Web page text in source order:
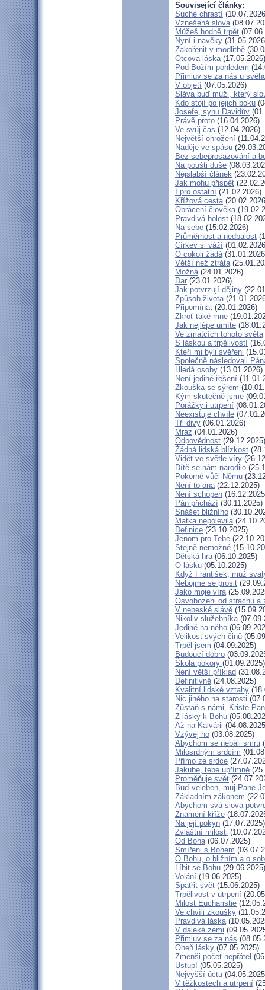
Související články:
Suché chrastí
Vznešená slova
Můžeš hodně trpět
Nyní i navěky
Zakořenit v modlitbě
Otcova láska(17.05.2026)
Pod Božím pohledem
Přimluv se za nás u
V objetí (07.05.2026)
Sláva buď muži, který
Kdo stojí po jejich boku
Josefe, synu Davidův
Právě proto (16.04.2026)
Ve svůj čas (12.04.2026)
Největší ohrožení
Naděje ve spásu
Bez sebeprosazování a
Na poušti duše
Nejslabší článek
Jak mohu přispět
I pro ostatní (21.02.2026)
Křížová cesta
Obrácení člověka
Pravdivá bolest
Na sebe (15.02.2026)
Průměrnost a nedbalost
Církev si váží
O cokoli žádá
Větší než ztráta
Možná(24.01.2026)
Dar (23.01.2026)
Jak potvrzují dějiny
Způsob života
Připomínat (20.01.2026)
Zkroť také mne
Jak nejlépe umíte
Ve zmatcích tohoto světa
S láskou a trpělivostí
Kteří mi byli svěřeni
Společně následovali
Hledá osoby (13.01.2026)
Není jediné řešení
Zkouška se sýrem
Kým skutečně jsme
Porážky i utrpení
Neexistuje chvíle
Tři divy (06.01.2026)
Mráz (04.01.2026)
Odpovědnost (29.12.2025)
Žádná lidská blízkost
Vidět ve světle víry
Dítě se nám narodilo
Pokorné vůči Němu
Není to ona(22.12.2025)
Není schopen
Pán přichází (30.11.2025)
Snášet bližního
Matka nepolevila
Definice (23.10.2025)
Jenom pro Tebe
Stejně nemožné
Dětská hra(06.10.2025)
O lásku (05.10.2025)
Když František, muž
Nebojme se prosit
Jako moje víra
Osvobozeni od strachu a
V nebeské slávě
Nikoliv služebníka
Jedině na něho
Velikost svých činů
Trpěl jsem (04.09.2025)
Budoucí dobro
Škola pokory (01.09.2025)
Není větší příklad
Definitivně (24.08.2025)
Kvalitní lidské vztahy
Nic jiného na starosti
Zůstaň s námi, Kriste
Z lásky k Bohu
Až na Kalvárii
Vzývej ho (03.08.2025)
Abychom se nebáli smrti
Milosrdným srdcím
Přímo ze srdce
Jakube, tebe upřímně
Proměňuje svět
Buď veleben, můj Pane
Základním zákonem
Abychom svá slova
Znamení kříže
Na její pokyn (17.07.2025)
Zvláštní milosti
Od Boha(06.07.2025)
Smířeni s Bohem
O Bohu, o bližním a o
Líbit se Bohu (29.06.2025)
Volání (19.06.2025)
Spatřit svět (15.06.2025)
Trpělivost v utrpení
Milost Eucharistie
Ve chvíli zkoušky
Pravdivá láska
V daleké zemi
Přimluv se za nás
Oheň lásky (07.05.2025)
Zmenši počet nepřátel
Ustup! (05.05.2025)
Nejvyšší úctu
V těžkostech a utrpení